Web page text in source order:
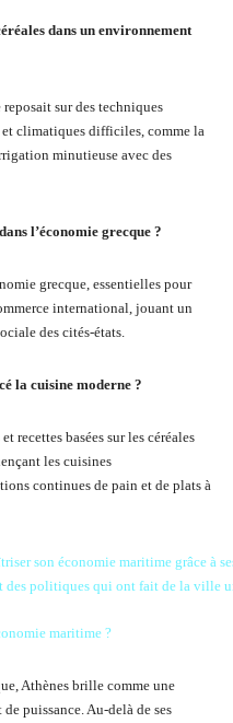
dans un environnement
sur des techniques
climatiques difficiles, comme la
minutieuse avec des
l’économie grecque ?
grecque, essentielles pour
international, jouant un
des cités-états.
la cuisine moderne ?
recettes basées sur les céréales
les cuisines
continues de pain et de plats à
maritime ?
Athènes brille comme une
puissance. Au-delà de ses